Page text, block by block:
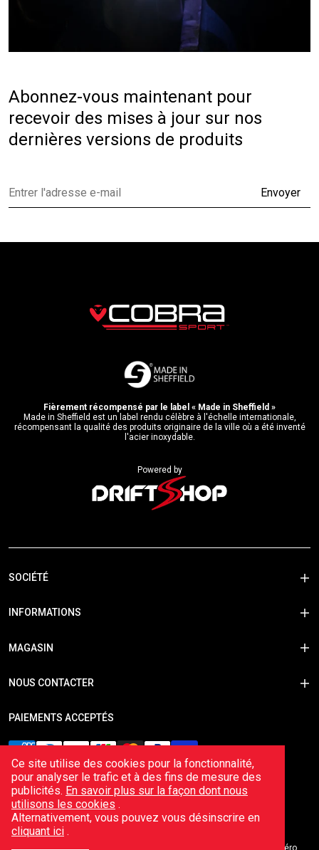
Abonnez-vous maintenant pour
recevoir des mises à jour sur nos
dernières versions de produits
Envoyer
Fièrement récompensé par le label « Made in Sheffield »
Made in Sheffield est un label rendu célèbre à l'échelle internationale,
récompensant la qualité des produits originaire de la ville où a été inventé
l'acier inoxydable.
Powered by
SOCIÉTÉ
INFORMATIONS
MAGASIN
NOUS CONTACTER
PAIEMENTS ACCEPTÉS
© 2026 Echappements Cobra Sports – Enregistré en France avec numéro
Ce site utilise des cookies pour la fonctionnalité,
pour analyser le trafic et à des fins de mesure des
publicités. En savoir plus sur la façon dont nous
utilisons les cookies .
Alternativement, vous pouvez vous désinscrire en
cliquant ici .